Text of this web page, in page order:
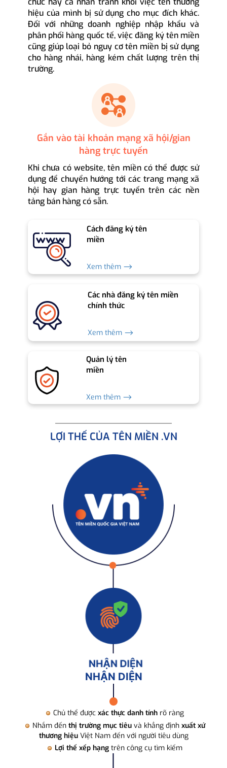
hiệu của mình bị sử dụng cho mục đích khác.
Đối với những doanh nghiệp nhập khẩu và
phân phối hàng quốc tế, việc đăng ký tên miền
cũng giúp loại bỏ nguy cơ tên miền bị sử dụng
cho hàng nhái, hàng kém chất lượng trên thị
trường.
Gắn vào tài khoản mạng xã hội/gian
hàng trực tuyến
Khi chưa có website, tên miền có thể được sử
dụng để chuyển hướng tới các trang mạng xã
hội hay gian hàng trực tuyến trên các nền
tảng bán hàng có sẵn.
Cách đăng ký tên
miền
Xem thêm ⟶
Các nhà đăng ký tên miền
chính thức
Xem thêm ⟶
Quản lý tên
miền
Xem thêm ⟶
LỢI THẾ CỦA TÊN MIỀN .VN
NHẬN DIỆN
Chủ thể được xác thực danh tính rõ ràng
Nhắm đến thị trường mục tiêuvà khẳng định xuất xứ
thương hiệuViệt Nam đến với người tiêu dùng
Lợi thế xếp hạng trên công cụ tìm kiếm